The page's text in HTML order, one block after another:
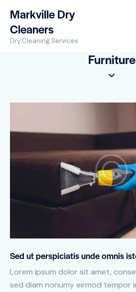
Markville Dry
Cleaners
Dry Cleaning Services
Furniture
Sed ut perspiciatis unde omnis
Lorem ipsum dolor sit amet,
sed diam nonumy eirmod tempor